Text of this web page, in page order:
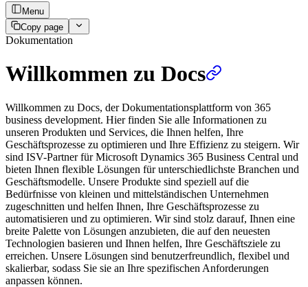
Menu
Copy page
Dokumentation
Willkommen zu Docs
Willkommen zu Docs, der Dokumentationsplattform von 365
business development. Hier finden Sie alle Informationen zu
unseren Produkten und Services, die Ihnen helfen, Ihre
Geschäftsprozesse zu optimieren und Ihre Effizienz zu steigern. Wir
sind ISV-Partner für Microsoft Dynamics 365 Business Central und
bieten Ihnen flexible Lösungen für unterschiedlichste Branchen und
Geschäftsmodelle. Unsere Produkte sind speziell auf die
Bedürfnisse von kleinen und mittelständischen Unternehmen
zugeschnitten und helfen Ihnen, Ihre Geschäftsprozesse zu
automatisieren und zu optimieren. Wir sind stolz darauf, Ihnen eine
breite Palette von Lösungen anzubieten, die auf den neuesten
Technologien basieren und Ihnen helfen, Ihre Geschäftsziele zu
erreichen. Unsere Lösungen sind benutzerfreundlich, flexibel und
skalierbar, sodass Sie sie an Ihre spezifischen Anforderungen
anpassen können.